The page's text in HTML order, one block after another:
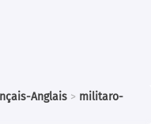
Anglais > militaro-